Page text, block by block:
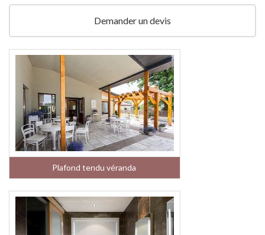
Demander un devis
Plafond tendu véranda